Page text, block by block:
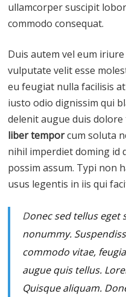
ullamcorper suscipit
commodo consequat.
Duis autem vel eum
vulputate velit esse
eu feugiat nulla facilisis
iusto odio dignissim qui
delenit augue duis
liber temporcum soluta
nihil imperdiet doming id
possim assum. Typi non
usus legentis in iis qui
Donec sed tellus eget
nonummy.
commodo vitae,
augue quis tellus.
Quisque aliquam.